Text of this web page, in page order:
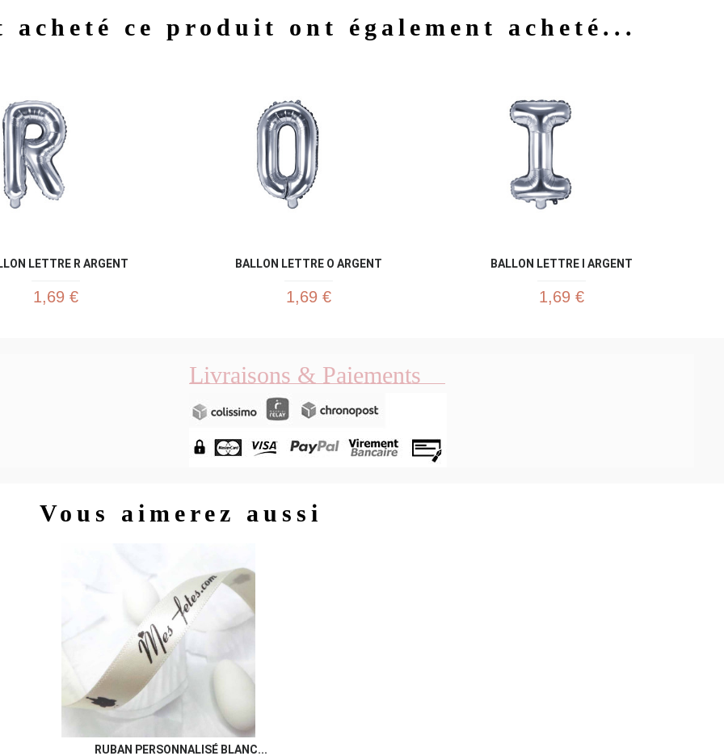
ce produit ont également acheté...
LETTRE R ARGENT
1,69 €
BALLON LETTRE O ARGENT
1,69 €
BALLON LETTRE I ARGENT
1,69 €
Livraisons & Paiements
Vous aimerez aussi
RUBAN PERSONNALISÉ BLANC...